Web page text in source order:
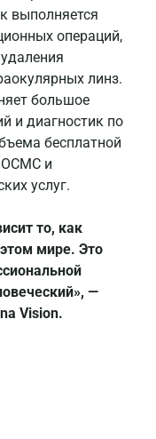
выполняется
операций,
линз.
большое
и диагностик по
бесплатной
ОСМС и
услуг.
то, как
мире. Это
—
Vision.